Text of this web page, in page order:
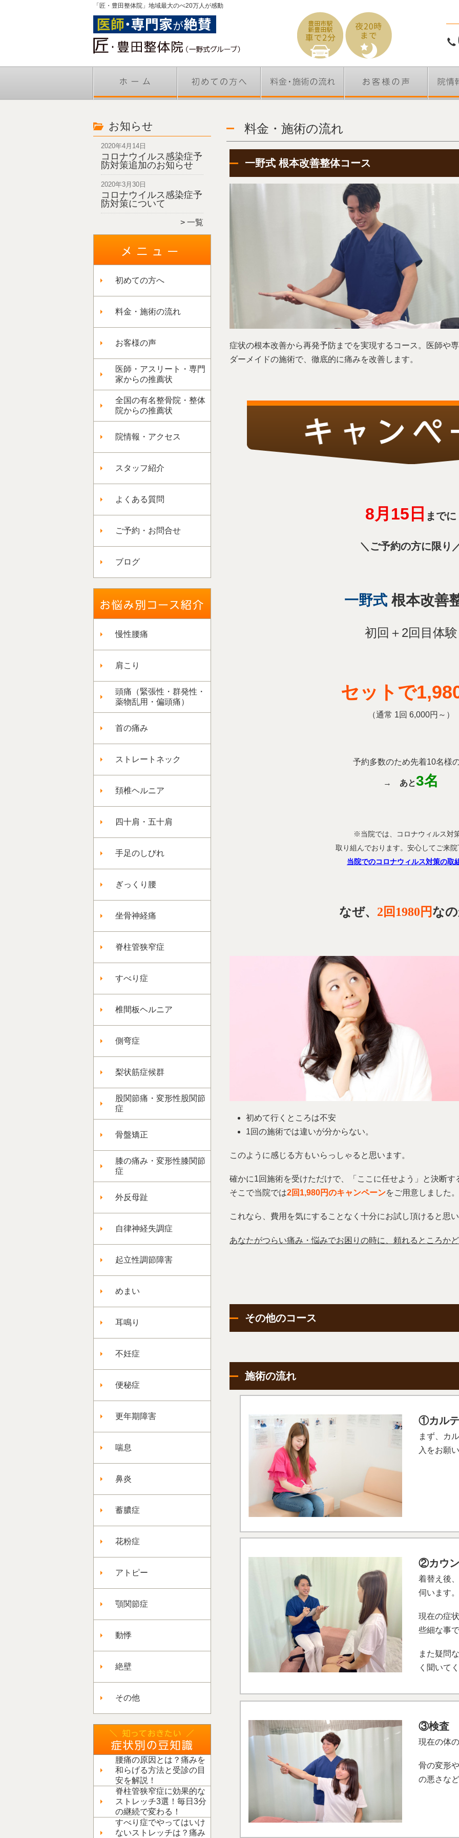
「匠・豊田整体院」地域最大のべ20万人が感動
お知らせ
2020年4月14日
コロナウイルス感染症予
防対策追加のお知らせ
2020年3月30日
コロナウイルス感染症予
防対策について
一覧
初めての方へ
料金・施術の流れ
お客様の声
医師・アスリート・専門
家からの推薦状
全国の有名整骨院・整体
院からの推薦状
院情報・アクセス
スタッフ紹介
よくある質問
ご予約・お問合せ
ブログ
慢性腰痛
肩こり
頭痛（緊張性・群発性・
薬物乱用・偏頭痛）
首の痛み
ストレートネック
頚椎ヘルニア
四十肩・五十肩
手足のしびれ
ぎっくり腰
坐骨神経痛
脊柱管狭窄症
すべり症
椎間板ヘルニア
側弯症
梨状筋症候群
股関節痛・変形性股関節
症
骨盤矯正
膝の痛み・変形性膝関節
症
外反母趾
自律神経失調症
起立性調節障害
めまい
耳鳴り
不妊症
便秘症
更年期障害
喘息
鼻炎
蓄膿症
花粉症
アトピー
顎関節症
動悸
絶壁
その他
腰痛の原因とは？痛みを
和らげる方法と受診の目
安を解説！
脊柱管狭窄症に効果的な
ストレッチ3選！毎日3分
の継続で変わる！
すべり症でやってはいけ
ないストレッチは？痛み
料金・施術の流れ
一野式 根本改善整体コース
症状の根本改善から再発予防までを実現するコース。医師や
ダーメイドの施術で、徹底的に痛みを改善します。
8月15 日 までに
＼ご予約の方に限り
一野式 根本改善
初回＋2回目体験
セットで
（通常 1回 6,000円～）
予約多数のため先着10名様
→ あと3名
※当院では、コロナウィルス対
取り組んでおります。安心してご来
当院でのコロナウィルス対策の取
なぜ、 2回1980円な
初めて行くところは不安
1回の施術では違いが分からない。
このように感じる方もいらっしゃると思います。
確かに1回施術を受けただけで、「ここに任せよう」と決断
そこで当院では2回1,980円のキャンペーンをご用意しました。
これなら、費用を気にすることなく十分にお試し頂けると思
あなたがつらい痛み・悩みでお困りの時に、頼れるところか
その他のコース
施術の流れ
①カル
まず、カ
入をお願
②カウ
着替え後
伺います。
現在の症
些細な事
また疑問
く聞いて
③検査
現在の体
骨の変形
の悪さな